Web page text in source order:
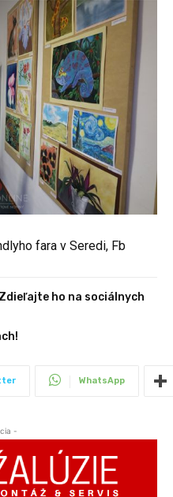
fara v Seredi, Fb
ho na sociálnych
WhatsApp
-